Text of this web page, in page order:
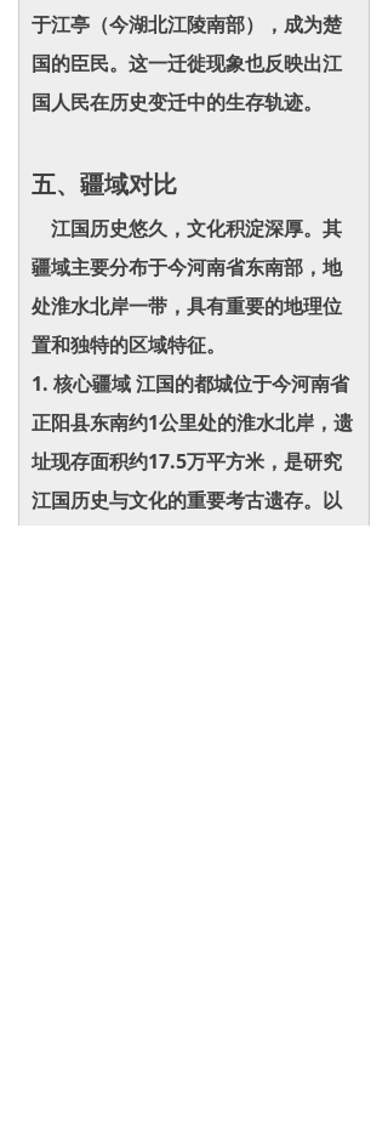
于江亭（今湖北江陵南部），成为楚
国的臣民。这一迁徙现象也反映出江
国人民在历史变迁中的生存轨迹。
五、疆域对比
江国历史悠久，文化积淀深厚。其
疆域主要分布于今河南省东南部，地
处淮水北岸一带，具有重要的地理位
置和独特的区域特征。
1. 核心疆域 江国的都城位于今河南省
正阳县东南约1公里处的淮水北岸，遗
址现存面积约17.5万平方米，是研究
江国历史与文化的重要考古遗存。以